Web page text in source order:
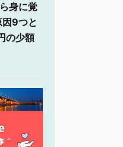
身に覚
因9つと
の少額